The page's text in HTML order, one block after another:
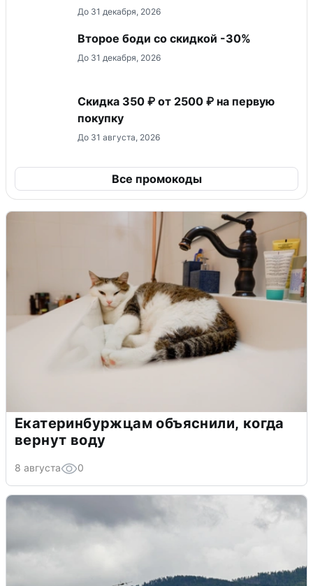
До 31 декабря, 2026
Второе боди со скидкой -30%
До 31 декабря, 2026
Скидка 350 ₽ от 2500 ₽ на первую
покупку
До 31 августа, 2026
Все промокоды
Екатеринбуржцам объяснили, когда
вернут воду
8 августа 0